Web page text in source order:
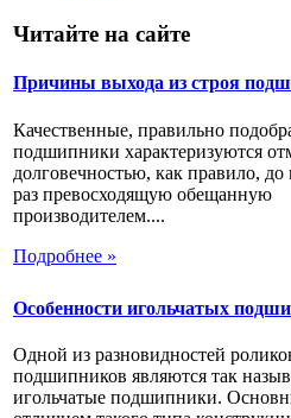
Читайте на сайте
Причины выхода из строя
Качественные, правильно
подшипники характеризуются
долговечностью, как правило, до
раз превосходящую обещанную
производителем....
Подробнее »
Особенности игольчатых
Одной из разновидностей
подшипников являются так
игольчатые подшипники.